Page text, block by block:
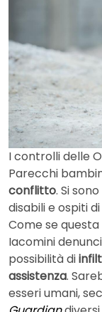
I controlli delle
Parecchi
conflitto. Si
disabili e ospiti
Come se
Iacomini
possibilità di
assistenza.
esseri umani,